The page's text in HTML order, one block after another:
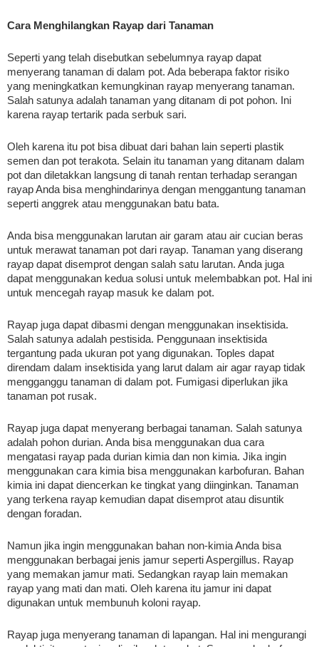
Cara Menghilangkan Rayap dari Tanaman
Seperti yang telah disebutkan sebelumnya rayap dapat
menyerang tanaman di dalam pot. Ada beberapa faktor risiko
yang meningkatkan kemungkinan rayap menyerang tanaman.
Salah satunya adalah tanaman yang ditanam di pot pohon. Ini
karena rayap tertarik pada serbuk sari.
Oleh karena itu pot bisa dibuat dari bahan lain seperti plastik
semen dan pot terakota. Selain itu tanaman yang ditanam dalam
pot dan diletakkan langsung di tanah rentan terhadap serangan
rayap Anda bisa menghindarinya dengan menggantung tanaman
seperti anggrek atau menggunakan batu bata.
Anda bisa menggunakan larutan air garam atau air cucian beras
untuk merawat tanaman pot dari rayap. Tanaman yang diserang
rayap dapat disemprot dengan salah satu larutan. Anda juga
dapat menggunakan kedua solusi untuk melembabkan pot. Hal ini
untuk mencegah rayap masuk ke dalam pot.
Rayap juga dapat dibasmi dengan menggunakan insektisida.
Salah satunya adalah pestisida. Penggunaan insektisida
tergantung pada ukuran pot yang digunakan. Toples dapat
direndam dalam insektisida yang larut dalam air agar rayap tidak
mengganggu tanaman di dalam pot. Fumigasi diperlukan jika
tanaman pot rusak.
Rayap juga dapat menyerang berbagai tanaman. Salah satunya
adalah pohon durian. Anda bisa menggunakan dua cara
mengatasi rayap pada durian kimia dan non kimia. Jika ingin
menggunakan cara kimia bisa menggunakan karbofuran. Bahan
kimia ini dapat diencerkan ke tingkat yang diinginkan. Tanaman
yang terkena rayap kemudian dapat disemprot atau disuntik
dengan foradan.
Namun jika ingin menggunakan bahan non-kimia Anda bisa
menggunakan berbagai jenis jamur seperti Aspergillus. Rayap
yang memakan jamur mati. Sedangkan rayap lain memakan
rayap yang mati dan mati. Oleh karena itu jamur ini dapat
digunakan untuk membunuh koloni rayap.
Rayap juga menyerang tanaman di lapangan. Hal ini mengurangi